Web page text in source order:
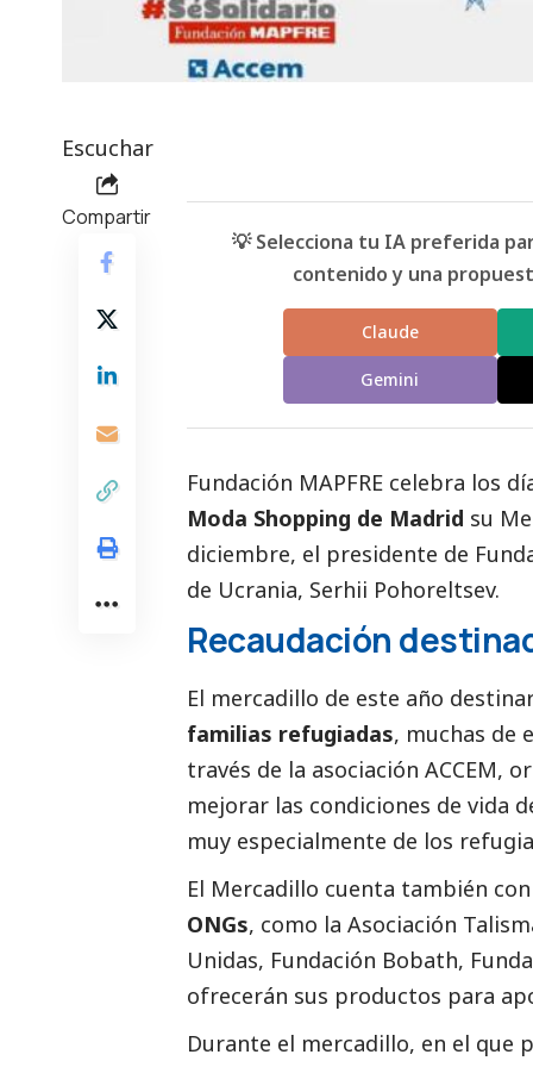
Escuchar
Compartir
💡 Selecciona tu IA preferida
contenido y una
Claude
Gemini
Fundación MAPFRE celebra los
Moda Shopping de Madrid su
diciembre, el presidente de
de Ucrania, Serhii Pohoreltsev.
Recaudación
El mercadillo de este año
familias refugiadas, muchas de
través de la asociación ACCEM,
mejorar las condiciones de vida
muy especialmente de los
El Mercadillo cuenta también
ONGs, como la Asociación
Unidas, Fundación Bobath,
ofrecerán sus productos para
Durante el mercadillo, en el que